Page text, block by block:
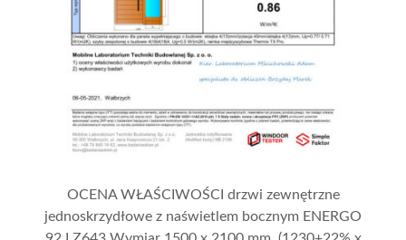
OCENA WŁAŚCIWOŚCI drzwi zewnętrzne
jednoskrzydłowe z naświetlem bocznym ENERGO